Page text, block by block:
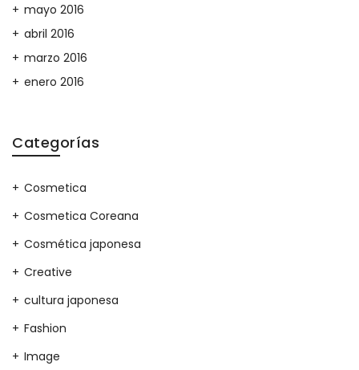
mayo 2016
abril 2016
marzo 2016
enero 2016
Categorías
Cosmetica
Cosmetica Coreana
Cosmética japonesa
Creative
cultura japonesa
Fashion
Image